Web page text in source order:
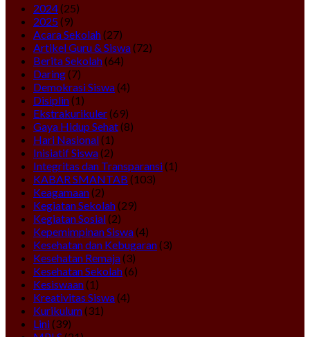
2024(25)
2025(9)
Acara Sekolah(27)
Artikel Guru & Siswa(72)
Berita Sekolah(64)
Daring(7)
Demokrasi Siswa(4)
Disiplin(1)
Ekstrakurikuler(69)
Gaya Hidup Sehat(8)
Hari Nasional(1)
Inisiatif Siswa(2)
Integritas dan Transparansi(1)
KABAR SMANTAB (103)
Keagamaan(2)
Kegiatan Sekolah(29)
Kegiatan Sosial(2)
Kepemimpinan Siswa(4)
Kesehatan dan Kebugaran(3)
Kesehatan Remaja(3)
Kesehatan Sekolah(6)
Kesiswaan(1)
Kreativitas Siswa(4)
Kurikulum(31)
Lini(39)